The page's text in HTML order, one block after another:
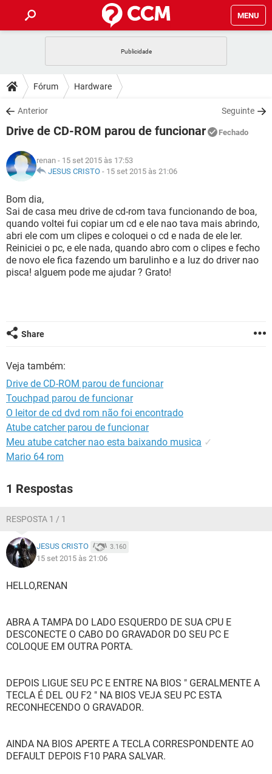
MENU
CELULAR
OUTLOOK
INSTAGRAM GMAIL
GUIA DE COMPRAS
DICAS
JOGOS
INSTAGRAM
GUIA DE COMPRAS
DOWNLOADS
JOGOS WHATSAPP
CELULAR
OUTLOOK EXCEL
INSTAGRAM
GUIA DE COMPRAS
JOGOS
CELULAR
OUTLOOK
INSTAGRAM GMAIL
GUIA DE COMPRAS
GLOSSÁRIO
JOGOS
CELULAR FACEBOOK
OUTLOOK EXCEL
INSTAGRAM GMAIL
GUIA DE COMPRAS
Fórum Hardware
Anterior Seguinte
Drive de CD-ROM parou de funcionar Fechado
renan - 15 set 2015 às 17:53
JESUS CRISTO - 15 set 2015 às 21:06
Bom dia,
Sai de casa meu drive de cd-rom tava funcionando de boa,
quando voltei fui copiar um cd e ele nao tava mais abrindo,
abri ele com um clipes e coloquei o cd e nada de ele ler.
Reiniciei o pc, e ele nada, quando abro com o clipes e fecho
de novo ele fica fazendo um barulinho e a luz do driver nao
pisca! alguem pode me ajudar ? Grato!
Share
Veja também:
Drive de CD-ROM parou de funcionar
Touchpad parou de funcionar
O leitor de cd dvd rom não foi encontrado
Atube catcher parou de funcionar
Meu atube catcher nao esta baixando musica ✓
Mario 64 rom
1 Respostas
RESPOSTA 1 / 1
JESUS CRISTO 3.160
15 set 2015 às 21:06
HELLO,RENAN
ABRA A TAMPA DO LADO ESQUERDO DE SUA CPU E
DESCONECTE O CABO DO GRAVADOR DO SEU PC E
COLOQUE EM OUTRA PORTA.
DEPOIS LIGUE SEU PC E ENTRE NA BIOS " GERALMENTE A
TECLA É DEL OU F2 " NA BIOS VEJA SEU PC ESTA
RECONHECENDO O GRAVADOR.
AINDA NA BIOS APERTE A TECLA CORRESPONDENTE AO
DEFAULT DEPOIS F10 PARA SALVAR.